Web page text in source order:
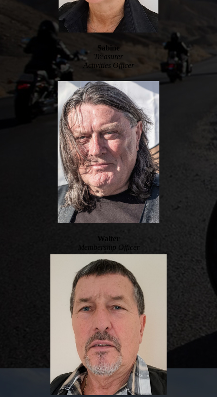
Sabine
Treasurer
Activities Officer
Walter
Membership Officer